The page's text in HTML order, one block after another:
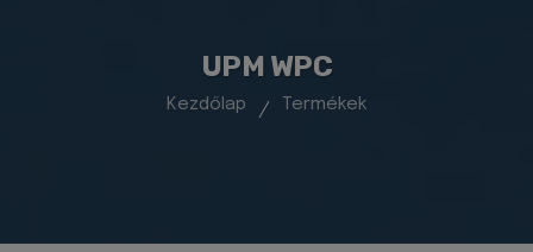
UPM WPC
Kezdőlap Termékek